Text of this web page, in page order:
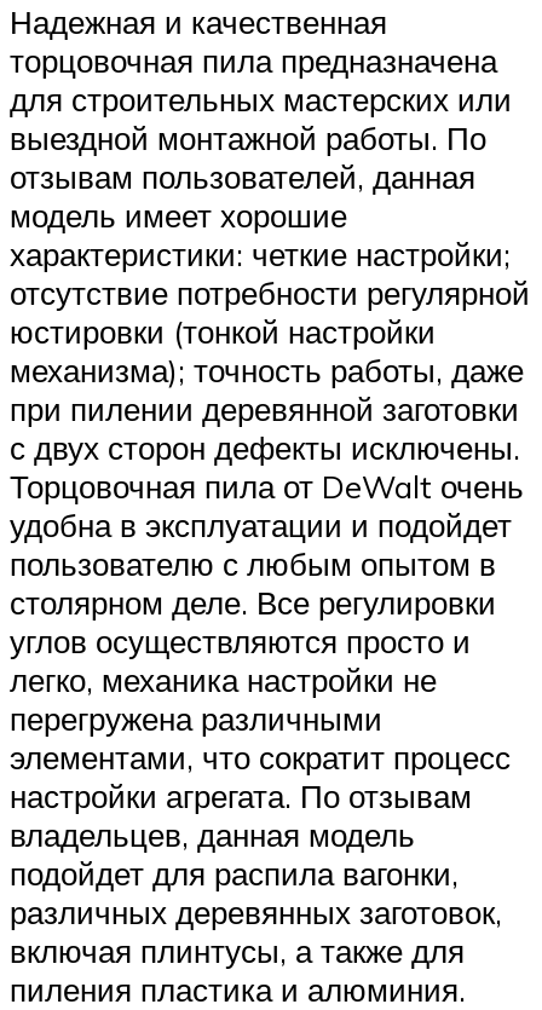
Надежная и качественная
торцовочная пила предназначена
для строительных мастерских или
выездной монтажной работы. По
отзывам пользователей, данная
модель имеет хорошие
характеристики: четкие настройки;
отсутствие потребности регулярной
юстировки (тонкой настройки
механизма); точность работы, даже
при пилении деревянной заготовки
с двух сторон дефекты исключены.
Торцовочная пила от DeWalt очень
удобна в эксплуатации и подойдет
пользователю с любым опытом в
столярном деле. Все регулировки
углов осуществляются просто и
легко, механика настройки не
перегружена различными
элементами, что сократит процесс
настройки агрегата. По отзывам
владельцев, данная модель
подойдет для распила вагонки,
различных деревянных заготовок,
включая плинтусы, а также для
пиления пластика и алюминия.